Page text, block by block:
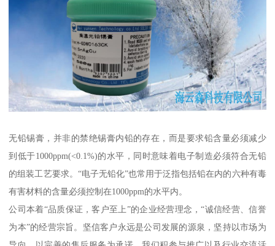
无铅锡膏，并非的禁绝锡膏内铅的存在，而是要求铅含量必须减少
到低于1000ppm(<0.1%)的水平，同时意味着电子制造必须符合无铅
的组装工艺要求。“电子无铅化”也常用于泛指包括铅在内的六种有毒
有害材料的含量必须控制在1000ppm的水平内。
公司本着“品质保证，客户至上”的企业经营理念，“诚信经营、信誉
为本”的经营宗旨。坚信客户永远是公司发展的源泉，坚持以市场为